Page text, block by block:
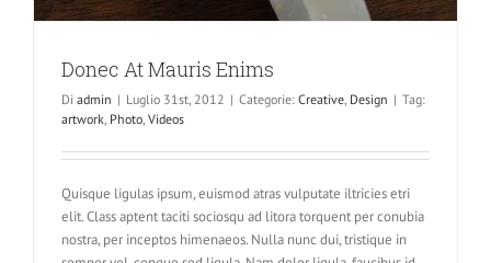
Donec At Mauris Enims
Di admin | Luglio 31st, 2012 | Categorie: Creative Design | Tag:
artwork Photo Videos
Quisque ligulas ipsum, euismod atras vulputate iltricies etri
elit. Class aptent taciti sociosqu ad litora torquent per conubia
nostra, per inceptos himenaeos. Nulla nunc dui, tristique in